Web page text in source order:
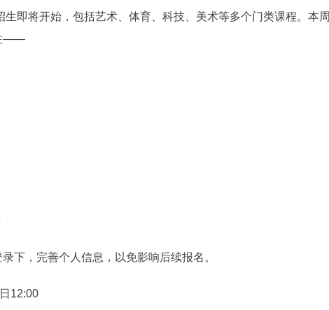
即将开始，包括艺术、体育、科技、美术等多个门类课程。本周
——
下，完善个人信息，以免影响后续报名。
12:00